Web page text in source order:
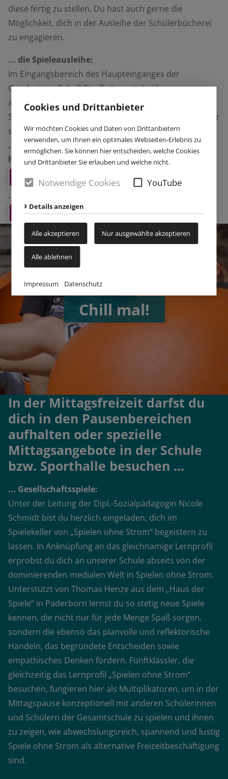
Cookies und Drittanbieter
Wir möchten Cookies und Daten von Drittanbietern
verwenden, um Ihnen ein optimales Webseiten-Erlebnis zu
ermöglichen. Sie können hier entscheiden, welche Cookies
und Drittanbieter Sie erlauben und welche nicht.
Notwendige Cookies YouTube
Details anzeigen
Alle akzeptieren Nur ausgewählte akzeptieren
Alle ablehnen
Impressum Datenschutz
diese fertig zu stellen. Du hast auch gerne die
Möglichkeit, dich in der Ausleihe der Schülerbücherei
zu engagieren.
... die Spieleausleihe:
Im Eingangsbereich des Haupteinganges der
Geschwister-Scholl-Straße kannst du übrigens
abwechslungsreiche Bewegungsspiele ausleihen. Die
Spieleausleihe wird von Schülerinnen und Schülern der
siebten Jahrgangsstufe organisiert.
... es gibt noch viele weitere Schülerservices, die du
hier nachlesen kannst:
Schüler helfen Schülern
... und wenn du Hunger in der Mittagspause hast:
Essen in der Mensa
Chill mal!
In der Mittagsfreizeit darfst du
dich in den Pausenbereichen
aufhalten oder spezielle
Mittagsangebote in der Schule
bzw. Sporthalle besuchen ...
... Gesellschaftsspiele:
Unter der Leitung der Dipl.-Sozialpädagogin Nicole
Schmidt bist du herzlich eingeladen, dich im
Spielekeller von „Spielen ohne Strom“ begeistern zu
lassen. In Anknüpfung an das gleichnamige Lernprofil
erprobst du dich an unserer Schule abseits von der
dominierenden medialen Welt in Spielen ohne Strom.
Unterstützt von Thomas Henze aus dem „Haus der
Spiele“ in Paderborn lernst du so stetig neue Spiele
kennen, die nicht nur für jede Menge Spaß sorgen,
sondern die ebenso das planvolle und reflektorische
Handeln, das begründete Entscheiden sowie
empathisches Denken fördern. Fünftklässler, die
gleichzeitig das Lernprofil „Spielen ohne Strom“
besuchen, fungieren hier als Multiplikatoren, um in der
Mittagspause konzeptionell mit anderen Schülerinnen
und Schülern der Gesamtschule zu spielen und ihnen
zu zeigen, wie abwechslungsreich, spannend und lustig
Spiele ohne Strom als alternative Freizeitbeschäftigung
sind.